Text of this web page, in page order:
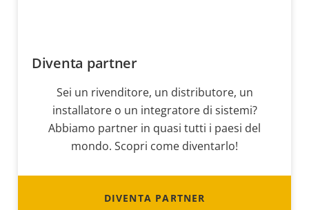
Diventa partner
Sei un rivenditore, un distributore, un
installatore o un integratore di sistemi?
Abbiamo partner in quasi tutti i paesi del
mondo. Scopri come diventarlo!
DIVENTA PARTNER